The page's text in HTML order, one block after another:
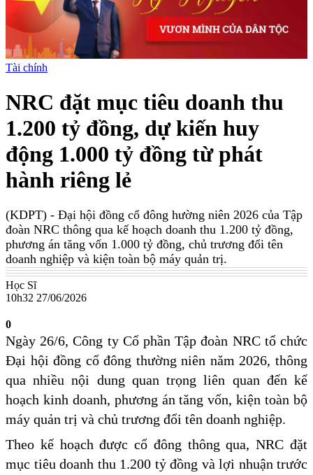
Tài chính
NRC đặt mục tiêu doanh thu
1.200 tỷ đồng, dự kiến huy
động 1.000 tỷ đồng từ phát
hành riêng lẻ
(KDPT) - Đại hội đồng cổ đông hường niên 2026 của Tập
đoàn NRC thông qua kế hoạch doanh thu 1.200 tỷ đồng,
phương án tăng vốn 1.000 tỷ đồng, chủ trương đổi tên
doanh nghiệp và kiện toàn bộ máy quản trị.
Học Sĩ
10h32 27/06/2026
0
Ngày 26/6, Công ty Cổ phần Tập đoàn NRC tổ chức
Đại hội đồng cổ đông thường niên năm 2026, thông
qua nhiều nội dung quan trọng liên quan đến kế
hoạch kinh doanh, phương án tăng vốn, kiện toàn bộ
máy quản trị và chủ trương đổi tên doanh nghiệp.
Theo kế hoạch được cổ đông thông qua, NRC đặt
mục tiêu doanh thu 1.200 tỷ đồng và lợi nhuận trước